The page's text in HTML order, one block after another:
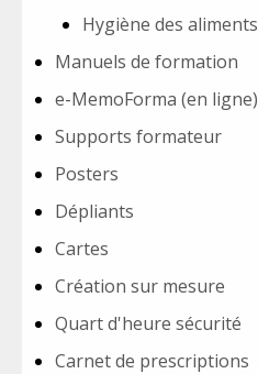
Hygiène des aliments
Manuels de formation
e-MemoForma (en ligne)
Supports formateur
Posters
Dépliants
Cartes
Création sur mesure
Quart d'heure sécurité
Carnet de prescriptions